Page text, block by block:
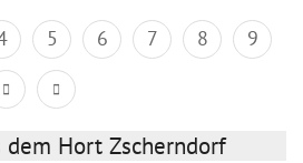
5 6 7 8
9
Hort Zscherndorf